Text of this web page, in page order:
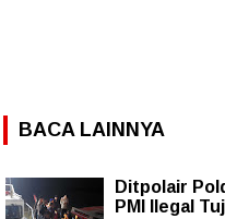
BACA LAINNYA
Ditpolair
PMI Ilegal